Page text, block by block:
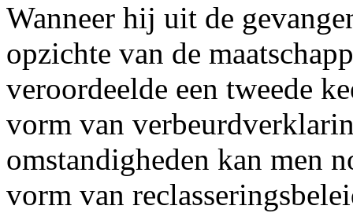
Wanneer hij uit de
opzichte van de
veroordeelde een tweede
vorm van
omstandigheden kan men
vorm van